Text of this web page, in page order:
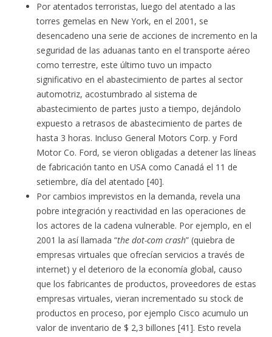
Por atentados terroristas, luego del atentado a las
torres gemelas en New York, en el 2001, se
desencadeno una serie de acciones de incremento en la
seguridad de las aduanas tanto en el transporte aéreo
como terrestre, este último tuvo un impacto
significativo en el abastecimiento de partes al sector
automotriz, acostumbrado al sistema de
abastecimiento de partes justo a tiempo, dejándolo
expuesto a retrasos de abastecimiento de partes de
hasta 3 horas. Incluso General Motors Corp. y Ford
Motor Co. Ford, se vieron obligadas a detener las líneas
de fabricación tanto en USA como Canadá el 11 de
setiembre, día del atentado [40].
Por cambios imprevistos en la demanda, revela una
pobre integración y reactividad en las operaciones de
los actores de la cadena vulnerable. Por ejemplo, en el
2001 la así llamada “the dot-com crash” (quiebra de
empresas virtuales que ofrecían servicios a través de
internet) y el deterioro de la economía global, causo
que los fabricantes de productos, proveedores de estas
empresas virtuales, vieran incrementado su stock de
productos en proceso, por ejemplo Cisco acumulo un
valor de inventario de $ 2,3 billones [41]. Esto revela